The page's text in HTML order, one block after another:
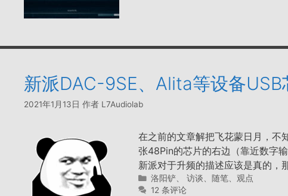
新派DAC-9SE、Alita等设备USB
2021年1月13日 作者 L7Audiolab
在之前的文章解把飞花蒙日月，不
张48Pin的芯片的右边（靠近数字
新派对于升频的描述应该是真的，
分
类
洛阳铲 、访谈、随笔、观点
12 条评论